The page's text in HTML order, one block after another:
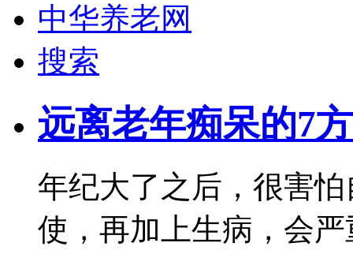
中华养老网
搜索
远离老年痴呆的7
年纪大了之后，很害
使，再加上生病，会